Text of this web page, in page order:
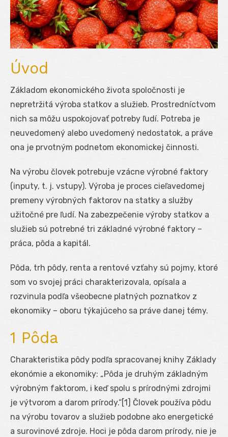
Úvod
Základom ekonomického života spoločnosti je
nepretržitá výroba statkov a služieb. Prostredníctvom
nich sa môžu uspokojovať potreby ľudí. Potreba je
neuvedomený alebo uvedomený nedostatok, a práve
ona je prvotným podnetom ekonomickej činnosti.
Na výrobu človek potrebuje vzácne výrobné faktory
(inputy, t. j. vstupy). Výroba je proces cieľavedomej
premeny výrobných faktorov na statky a služby
užitočné pre ľudí. Na zabezpečenie výroby statkov a
služieb sú potrebné tri základné výrobné faktory –
práca, pôda a kapitál.
Pôda, trh pôdy, renta a rentové vzťahy sú pojmy, ktoré
som vo svojej práci charakterizovala, opísala a
rozvinula podľa všeobecne platných poznatkov z
ekonomiky – oboru týkajúceho sa práve danej témy.
1 Pôda
Charakteristika pôdy podľa spracovanej knihy Základy
ekonómie a ekonomiky: „Pôda je druhým základným
výrobným faktorom, i keď spolu s prírodnými zdrojmi
je výtvorom a darom prírody.“[1] Človek používa pôdu
na výrobu tovarov a služieb podobne ako energetické
a surovinové zdroje. Hoci je pôda darom prírody, nie je